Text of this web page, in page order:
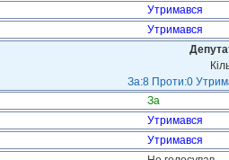
Утримався
Утримався
За:8 Проти:0
За
Утримався
Утримався